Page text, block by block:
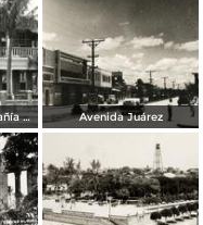
Oficinas de la Compañía El Águila Avenida Juárez